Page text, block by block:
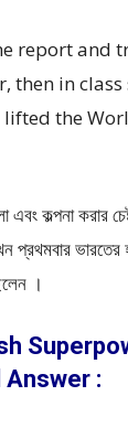
report and
then in class
lifted the
এবং কল্পনা করার
প্রথমবার ভারতের
।
Answer :